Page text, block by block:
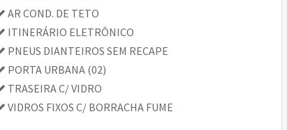
AR COND. DE TETO
ITINERÁRIO ELETRÔNICO
PNEUS DIANTEIROS SEM RECAPE
PORTA URBANA (02)
TRASEIRA C/ VIDRO
VIDROS FIXOS C/ BORRACHA FUME